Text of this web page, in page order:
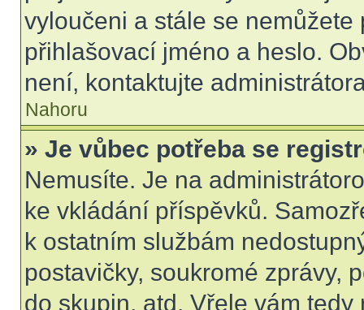
vyloučeni a stále se
přihlašovací jméno a heslo.
není, kontaktujte
Nahoru
» Je vůbec potřeba se
Nemusíte. Je na
ke vkládání příspěvků.
k ostatním službám
postavičky, soukromé zprávy,
do skupin, atd. Vřele vám